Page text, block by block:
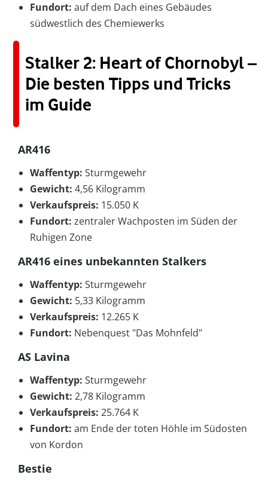
Fundort: auf dem Dach eines Gebäudes
südwestlich des Chemiewerks
Stalker 2: Heart of Chornobyl –
Die besten Tipps und Tricks
im Guide
AR416
Waffentyp: Sturmgewehr
Gewicht: 4,56 Kilogramm
Verkaufspreis: 15.050 K
Fundort: zentraler Wachposten im Süden der
Ruhigen Zone
AR416 eines unbekannten Stalkers
Waffentyp: Sturmgewehr
Gewicht: 5,33 Kilogramm
Verkaufspreis: 12.265 K
Fundort: Nebenquest "Das Mohnfeld"
AS Lavina
Waffentyp: Sturmgewehr
Gewicht: 2,78 Kilogramm
Verkaufspreis: 25.764 K
Fundort: am Ende der toten Höhle im Südosten
von Kordon
Bestie